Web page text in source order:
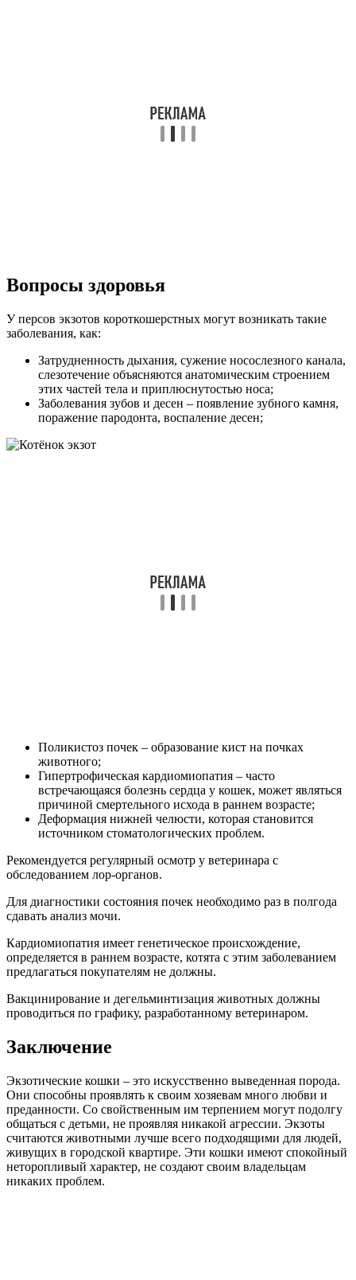
Вопросы здоровья
У персов экзотов короткошерстных могут возникать такие
заболевания, как:
Затрудненность дыхания, сужение носослезного канала,
слезотечение объясняются анатомическим строением
этих частей тела и приплюснутостью носа;
Заболевания зубов и десен – появление зубного камня,
поражение пародонта, воспаление десен;
Поликистоз почек – образование кист на почках
животного;
Гипертрофическая кардиомиопатия – часто
встречающаяся болезнь сердца у кошек, может являться
причиной смертельного исхода в раннем возрасте;
Деформация нижней челюсти, которая становится
источником стоматологических проблем.
Рекомендуется регулярный осмотр у ветеринара с
обследованием лор-органов.
Для диагностики состояния почек необходимо раз в полгода
сдавать анализ мочи.
Кардиомиопатия имеет генетическое происхождение,
определяется в раннем возрасте, котята с этим заболеванием
предлагаться покупателям не должны.
Вакцинирование и дегельминтизация животных должны
проводиться по графику, разработанному ветеринаром.
Заключение
Экзотические кошки – это искусственно выведенная порода.
Они способны проявлять к своим хозяевам много любви и
преданности. Со свойственным им терпением могут подолгу
общаться с детьми, не проявляя никакой агрессии. Экзоты
считаются животными лучше всего подходящими для людей,
живущих в городской квартире. Эти кошки имеют спокойный
неторопливый характер, не создают своим владельцам
никаких проблем.